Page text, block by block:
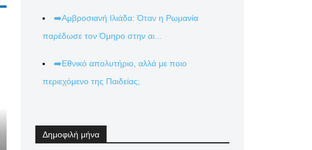
➡️Αμβροσιανή Ιλιάδα: Όταν η Ρωμανία
παρέδωσε τον Όμηρο στην αι...
➡️Εθνικό απολυτήριο, αλλά με ποιο
περιεχόμενο της Παιδείας;
Δημοφιλή μήνα